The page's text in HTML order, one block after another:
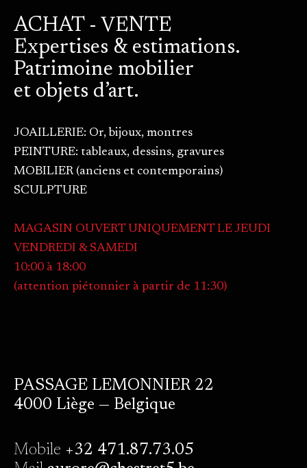
ACHAT - VENTE
Expertises & estimations.
Patrimoine mobilier
et objets d’art.
JOAILLERIE: Or, bijoux, montres
PEINTURE: tableaux, dessins, gravures
MOBILIER (anciens et contemporains)
SCULPTURE
MAGASIN OUVERT UNIQUEMENT LE JEUDI
VENDREDI & SAMEDI
10:00 à 18:00
(attention piétonnier à partir de 11:30)
PASSAGE LEMONNIER 22
4000 Liège — Belgique
Mobile +32 471.87.73.05